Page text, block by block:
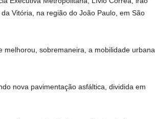
Vitória, na região do João Paulo, em São
melhorou, sobremaneira, a mobilidade urbana
nova pavimentação asfáltica, dividida em